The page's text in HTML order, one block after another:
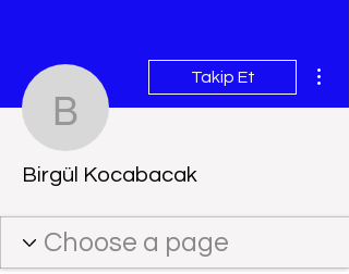
Birgül Kocabacak
Takip Et
Birgül Kocabacak